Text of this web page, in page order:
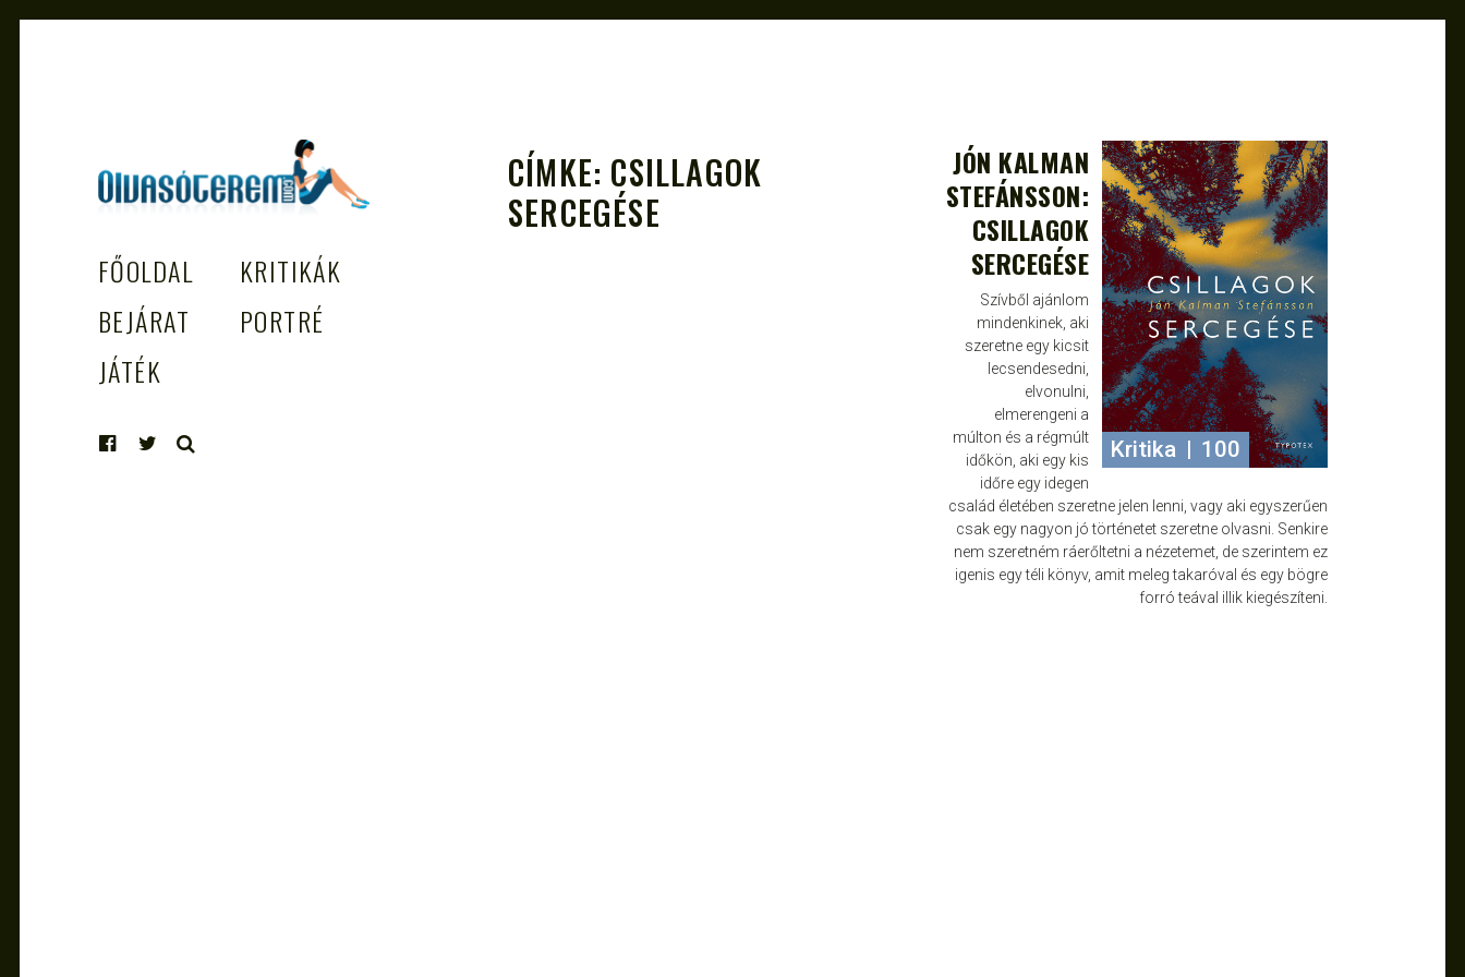
EGÉSZSÉGES OLVASÁS TÁMOGATÓJA
FŐOLDAL
KRITIKÁK
BEJÁRAT
PORTRÉ
JÁTÉK
CÍMKE: CSILLAGOK
SERCEGÉSE
KINGA
JAN 2, 2024
Kritika | 100
JÓN KALMAN
STEFÁNSSON:
CSILLAGOK
SERCEGÉSE
Szívből ajánlom
mindenkinek, aki
szeretne egy kicsit
lecsendesedni,
elvonulni,
elmerengeni a
múlton és a régmúlt
időkön, aki egy kis
időre egy idegen
család életében szeretne jelen lenni, vagy aki egyszerűen
csak egy nagyon jó történetet szeretne olvasni. Senkire
nem szeretném ráerőltetni a nézetemet, de szerintem ez
igenis egy téli könyv, amit meleg takaróval és egy bögre
forró teával illik kiegészíteni.